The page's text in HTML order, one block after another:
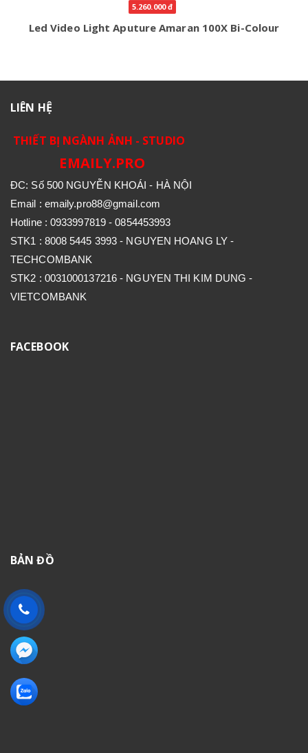
5.260.000 đ
Led Video Light Aputure Amaran 100X Bi-Colour
LIÊN HỆ
THIẾT BỊ NGÀNH ẢNH - STUDIO
EMAILY.PRO
ĐC: Số 500 NGUYỄN KHOÁI - HÀ NỘI
Email : emaily.pro88@gmail.com
Hotline : 0933997819 - 0854453993
STK1 : 8008 5445 3993 - NGUYEN HOANG LY -
TECHCOMBANK
STK2 : 0031000137216 - NGUYEN THI KIM DUNG -
VIETCOMBANK
FACEBOOK
BẢN ĐỒ